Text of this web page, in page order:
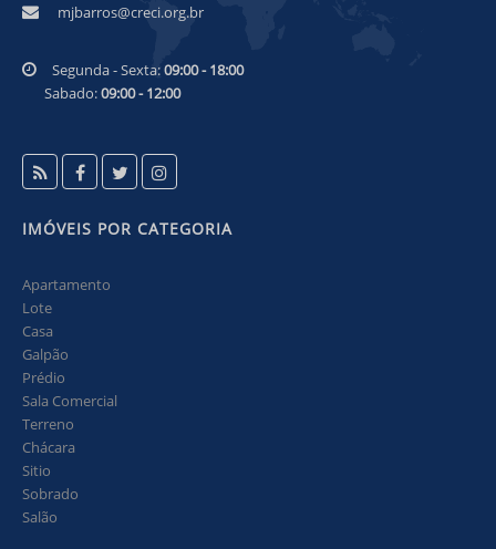
mjbarros@creci.org.br
Segunda - Sexta:09:00 - 18:00
Sabado:09:00 - 12:00
IMÓVEIS POR CATEGORIA
Apartamento
Lote
Casa
Galpão
Prédio
Sala Comercial
Terreno
Chácara
Sitio
Sobrado
Salão